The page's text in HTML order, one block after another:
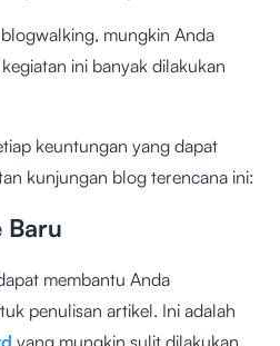
mungkin Anda
ini banyak dilakukan
keuntungan yang dapat
kunjungan blog terencana ini:
Baru
membantu Anda
penulisan artikel. Ini adalah
yang mungkin sulit dilakukan